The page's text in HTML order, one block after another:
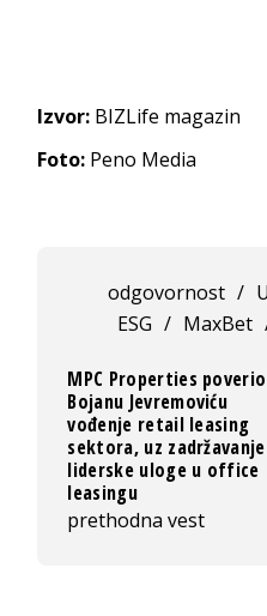
Izvor: BIZLife magazin
Foto: Peno Media
odgovornost /
ESG / MaxBet
MPC Properties poverio
Bojanu Jevremoviću
vođenje retail leasing
sektora, uz zadržavanje
liderske uloge u office
leasingu
prethodna vest